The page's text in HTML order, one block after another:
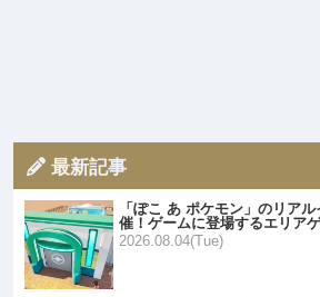
最新記事
「ぽこ あ ポケモン」のリア
催！ゲームに登場するエリア
2026.08.04(Tue)